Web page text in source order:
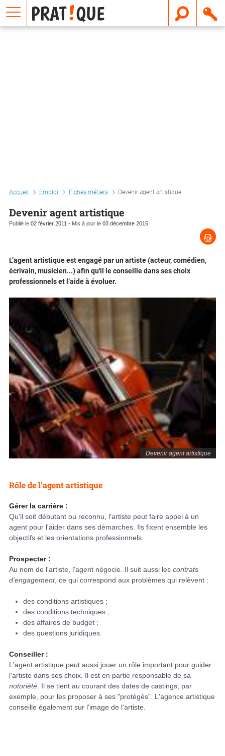
Accueil Emploi Fiches métiers Devenir agent artistique
Devenir agent artistique
Publié le 02 février 2011 - Mis à jour le 03 décembre 2015
Devenir agent artistique
L’agent artistique est engagé par un artiste (acteur, comédien,
écrivain, musicien...) afin qu'il le conseille dans ses choix
professionnels et l’aide à évoluer.
Rôle de l'agent artistique
Gérer la carrière :
Qu'il soit débutant ou reconnu, l'artiste peut faire appel à un
agent pour l'aider dans ses démarches. Ils fixent ensemble les
objectifs et les orientations professionnels.
Prospecter :
Au nom de l'artiste, l'agent négocie. Il suit aussi les contrats
d'engagement, ce qui correspond aux problèmes qui relèvent :
des conditions artistiques ;
des conditions techniques ;
des affaires de budget ;
des questions juridiques.
Conseiller :
L'agent artistique peut aussi jouer un rôle important pour guider
l'artiste dans ses choix. Il est en partie responsable de sa
notoriété . Il se tient au courant des dates de castings, par
exemple, pour les proposer à ses "protégés". L'agence artistique
conseille également sur l'image de l'artiste.
E
m
a